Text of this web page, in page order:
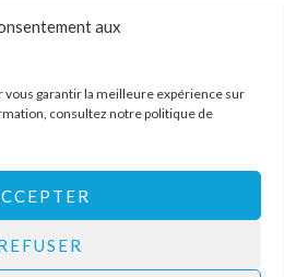
aux
vous garantir la meilleure expérience sur
consultez notrepolitique de
nous